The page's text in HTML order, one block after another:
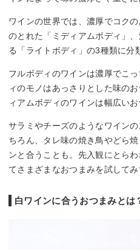
ワインの世界では、濃厚でコク
のとれた「ミディアムボディ」
る「ライトボディ」の3種類に分
フルボディのワインは濃厚でこ
ィのモノはあっさりとした味の
ィアムボディのワインは幅広いお
サラミやチーズのようなワイン
ちろん、タレ味の焼き鳥やどら
ンと合うことも。先入観にとら
てさまざまなおつまみを試してみ
白ワインに合うおつまみとは